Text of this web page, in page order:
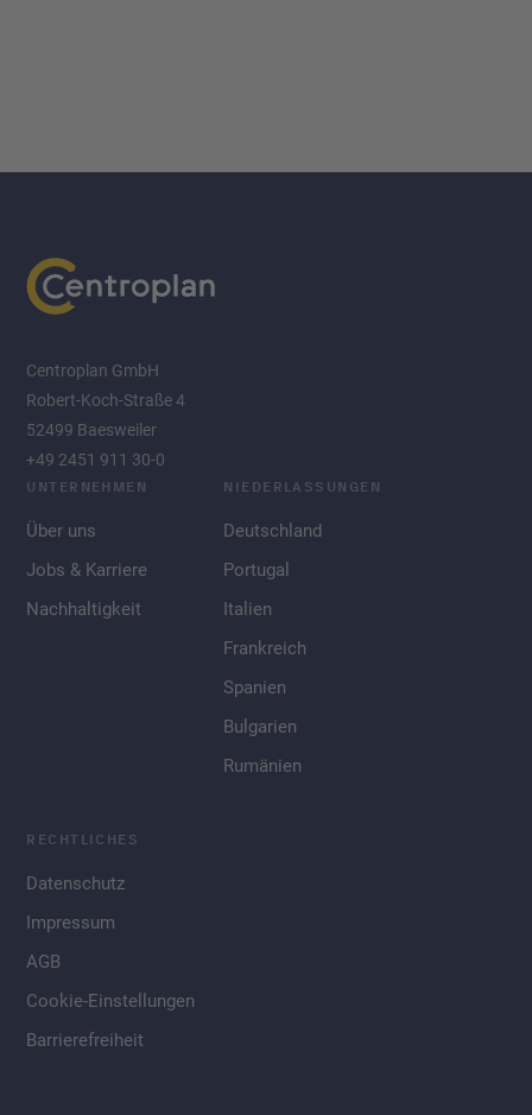
Centroplan GmbH
Robert-Koch-Straße 4
52499 Baesweiler
+49 2451 911 30-0
UNTERNEHMEN
Über uns
Jobs & Karriere
Nachhaltigkeit
NIEDERLASSUNGEN
Deutschland
Portugal
Italien
Frankreich
Spanien
Bulgarien
Rumänien
RECHTLICHES
Datenschutz
Impressum
AGB
Cookie-Einstellungen
Barrierefreiheit